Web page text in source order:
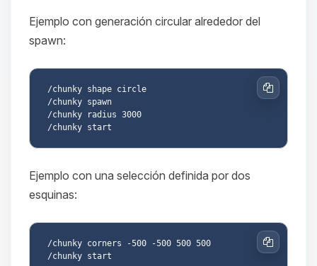
Ejemplo con generación circular alrededor del
spawn:
/chunky shape circle
/chunky spawn
/chunky radius 3000
Copiar
Ejemplo con una selección definida por dos
esquinas:
/chunky corners -500 -500 500 500
Copiar